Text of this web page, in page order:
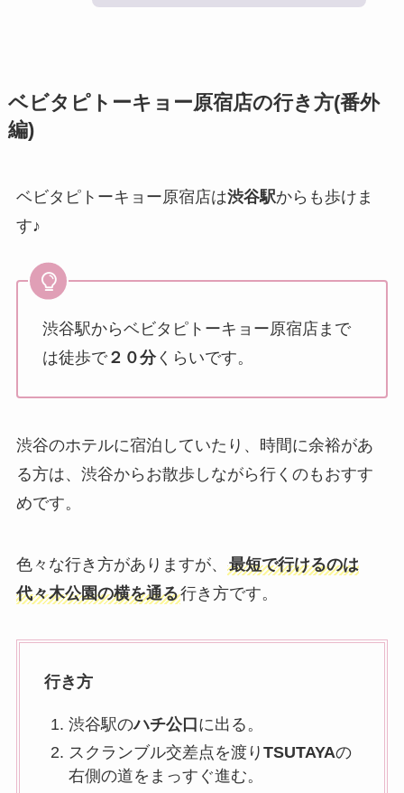
ベビタピトーキョー原宿店の行き方(番外
編)
ベビタピトーキョー原宿店は渋谷駅からも歩けま
す♪
渋谷駅からベビタピトーキョー原宿店まで
は徒歩で２０分くらいです。
渋谷のホテルに宿泊していたり、時間に余裕があ
る方は、渋谷からお散歩しながら行くのもおすす
めです。
色々な行き方がありますが、 最短で行けるのは
代々木公園の横を通る行き方です。
行き方
渋谷駅のハチ公口 に出る。
スクランブル交差点を渡り TSUTAYAの
右側の道をまっすぐ進む。